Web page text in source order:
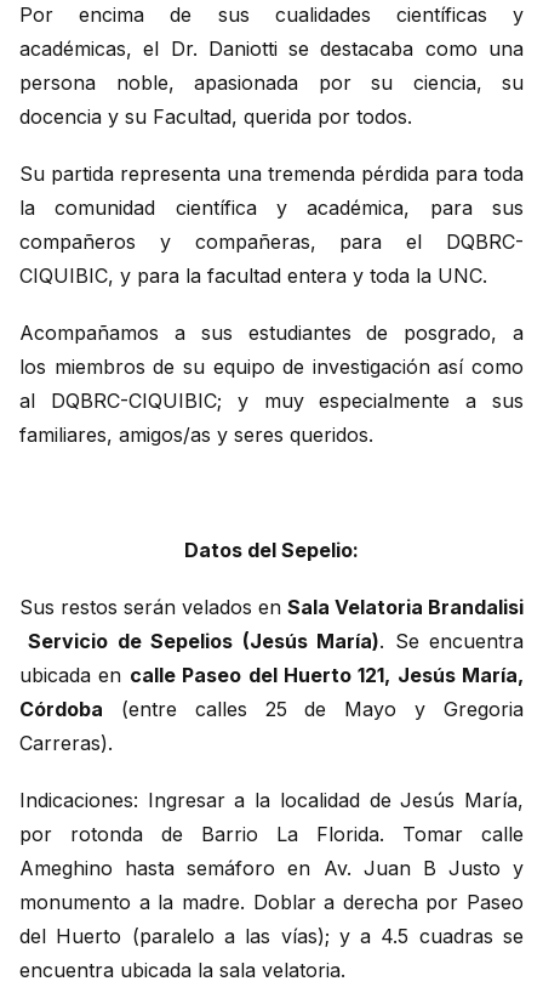
Por encima de sus cualidades científicas y
académicas, el Dr. Daniotti se destacaba como una
persona noble, apasionada por su ciencia, su
docencia y su Facultad, querida por todos.
Su partida representa una tremenda pérdida para toda
la comunidad científica y académica, para sus
compañeros y compañeras, para el DQBRC-
CIQUIBIC, y para la facultad entera y toda la UNC.
Acompañamos a sus estudiantes de posgrado, a
los miembros de su equipo de investigación así como
al DQBRC-CIQUIBIC; y muy especialmente a sus
familiares, amigos/as y seres queridos.
Datos del Sepelio:
Sus restos serán velados en Sala Velatoria Brandalisi
Servicio de Sepelios (Jesús María). Se encuentra
ubicada en calle Paseo del Huerto 121, Jesús María,
Córdoba (entre calles 25 de Mayo y Gregoria
Carreras).
Indicaciones: Ingresar a la localidad de Jesús María,
por rotonda de Barrio La Florida. Tomar calle
Ameghino hasta semáforo en Av. Juan B Justo y
monumento a la madre. Doblar a derecha por Paseo
del Huerto (paralelo a las vías); y a 4.5 cuadras se
encuentra ubicada la sala velatoria.